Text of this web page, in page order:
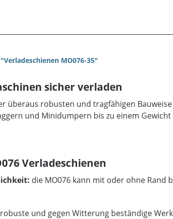
MO076-35"
sicher verladen
überaus robusten und tragfähigen
und Minidumpern bis zu einem Gewicht
Verladeschienen
die MO076 kann mit oder ohne
und gegen Witterung beständige